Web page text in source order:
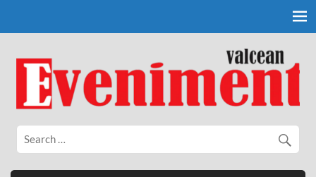
Eveniment Valcean